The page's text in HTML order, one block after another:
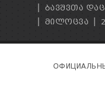
ᲑᲐᲕᲨᲕᲗᲐ
ᲛᲘᲚᲝᲪᲕᲐ